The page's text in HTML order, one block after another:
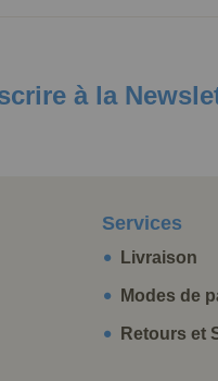
à la
Services
Livraison
Modes de
Retours et